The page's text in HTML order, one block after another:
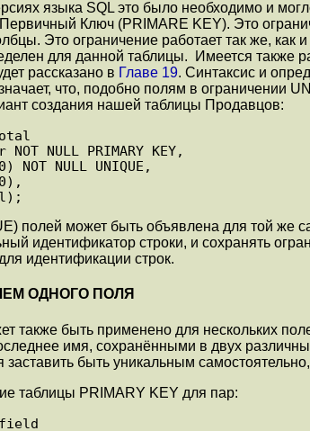
языка SQL это было необходимо и
Ключ (PRIMARE KEY). Это
Это ограничение работает так же,
для данной таблицы. Имеется также
рассказано в Главе 19. Синтаксис и
что, подобно полям в
создания нашей таблицы Продавцов:
полей может быть объявлена для той
идентификатор строки, и сохранять
идентификации строк.
ОДНОГО ПОЛЯ
также быть применено для нескольких
имя, сохранёнными в двух
быть уникальным
таблицы PRIMARY KEY для пар: